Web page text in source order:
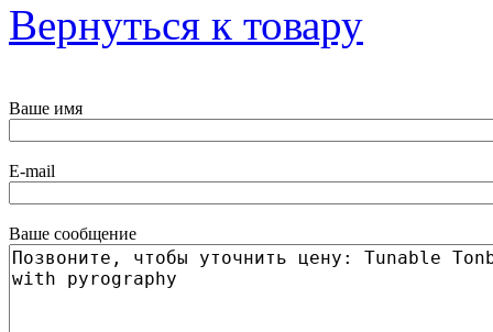
Вернуться к товару
Ваше имя
E-mail
Ваше сообщение